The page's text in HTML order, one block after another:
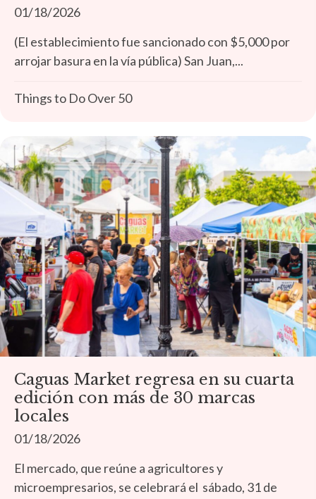
01/18/2026
(El establecimiento fue sancionado con $5,000 por
arrojar basura en la vía pública) San Juan,...
Things to Do Over 50
Caguas Market regresa en su cuarta
edición con más de 30 marcas
locales
01/18/2026
El mercado, que reúne a agricultores y
microempresarios, se celebrará el sábado, 31 de